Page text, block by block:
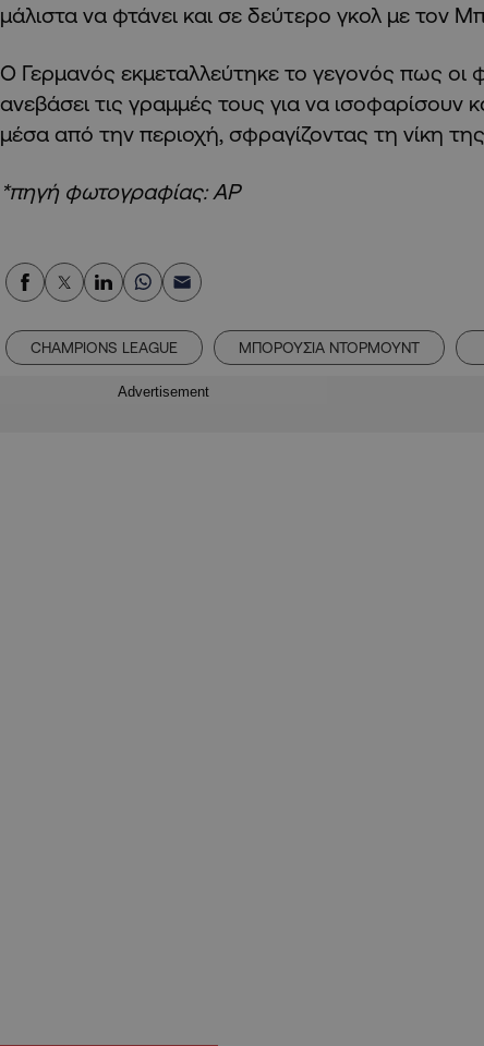
μάλιστα να φτάνει και σε δεύτερο γκολ με τον
Ο Γερμανός εκμεταλλεύτηκε το γεγονός πως οι
ανεβάσει τις γραμμές τους για να ισοφαρίσουν
μέσα από την περιοχή, σφραγίζοντας τη νίκη
*πηγή φωτογραφίας: ΑΡ
CHAMPIONS LEAGUE ΜΠΟΡΟΥΣΙΑ ΝΤΟΡΜΟΥΝΤ
Advertisement